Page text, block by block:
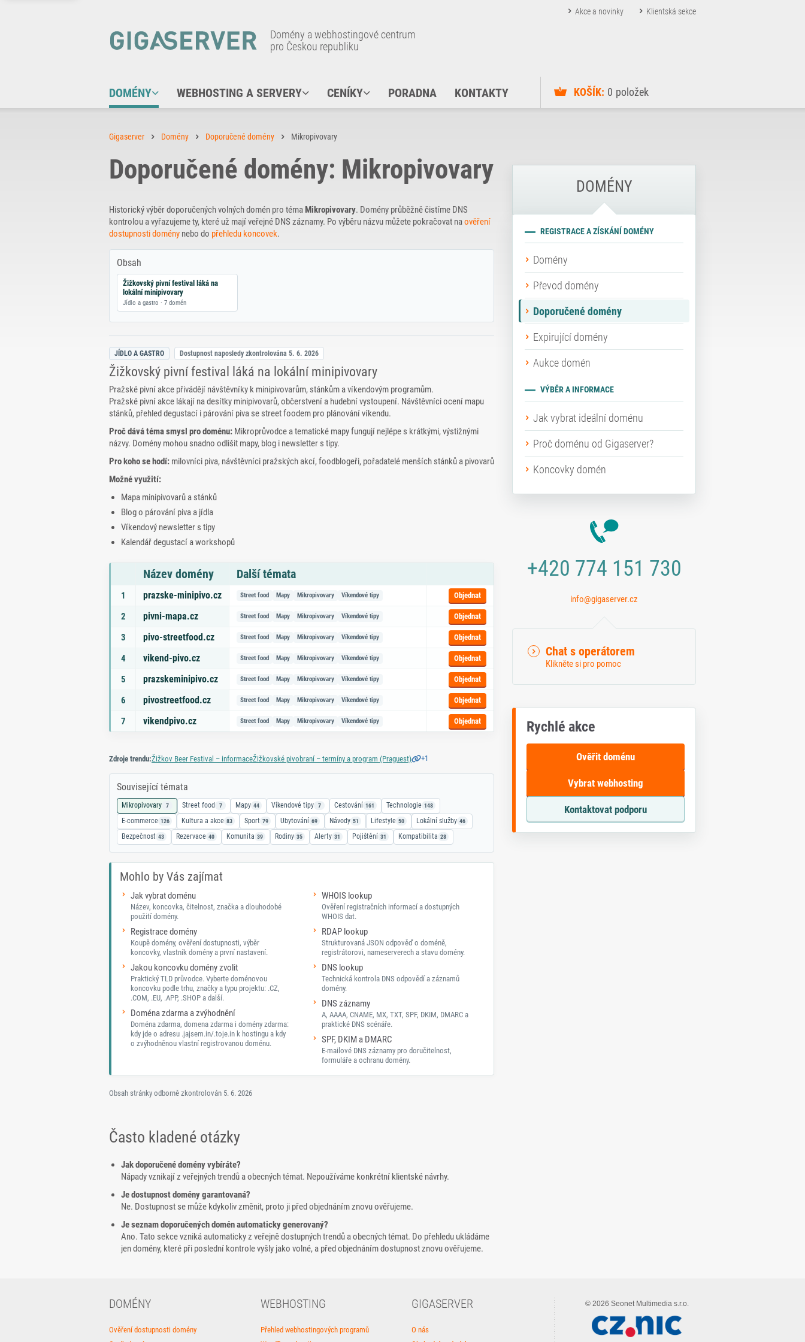
Domény a webhostingové centrum
pro Českou republiku
DOMÉNY WEBHOSTING A SERVERY CENÍKY PORADNA KONTAKTY KOŠÍK: 0 položek
Akce a novinky Klientská sekce
Gigaserver Domény Doporučené domény Mikropivovary
Doporučené domény: Mikropivovary
Historický výběr doporučených volných domén pro téma Mikropivovary. Domény průběžně čistíme DNS
kontrolou a vyřazujeme ty, které už mají veřejné DNS záznamy. Po výběru názvu můžete pokračovat naověření
dostupnosti domény nebo do přehledu koncovek.
Obsah
Žižkovský pivní festival láká na
lokální minipivovary
Jídlo a gastro · 7 domén
JÍDLO A GASTRO Dostupnost naposledy zkontrolována 5. 6. 2026
Žižkovský pivní festival láká na lokální minipivovary
Pražské pivní akce přivádějí návštěvníky k minipivovarům, stánkům a víkendovým programům.
Pražské pivní akce lákají na desítky minipivovarů, občerstvení a hudební vystoupení. Návštěvníci ocení mapu
stánků, přehled degustací i párování piva se street foodem pro plánování víkendu.
Proč dává téma smysl pro doménu: Mikroprůvodce a tematické mapy fungují nejlépe s krátkými, výstižnými
názvy. Domény mohou snadno odlišit mapy, blog i newsletter s tipy.
Pro koho se hodí: milovníci piva, návštěvníci pražských akcí, foodblogeři, pořadatelé menších stánků a pivovarů
Možné využití:
Mapa minipivovarů a stánků
Blog o párování piva a jídla
Víkendový newsletter s tipy
Kalendář degustací a workshopů
Seznam doporučených domén s tématy a odkazem na objednávku
Název domény Další témata
1 prazske-minipivo.cz Street food Mapy Mikropivovary Víkendové tipy Objednat
2 pivni-mapa.cz Street food Mapy Mikropivovary Víkendové tipy Objednat
3 pivo-streetfood.cz Street food Mapy Mikropivovary Víkendové tipy Objednat
4 vikend-pivo.cz Street food Mapy Mikropivovary Víkendové tipy Objednat
5 prazskeminipivo.cz Street food Mapy Mikropivovary Víkendové tipy Objednat
6 pivostreetfood.cz Street food Mapy Mikropivovary Víkendové tipy Objednat
7 vikendpivo.cz Street food Mapy Mikropivovary Víkendové tipy Objednat
Zdroje trendu:Žižkov Beer Festival – informaceŽižkovské pivobraní – termíny a program (Praguest) +1
Související témata
Mikropivovary 7 Street food 7 Mapy 44 Víkendové tipy 7 Cestování 161 Technologie 148
E-commerce 126 Kultura a akce 83 Sport 79 Ubytování 69 Návody 51 Lifestyle 50 Lokální služby 46
Bezpečnost 43 Rezervace 40 Komunita 39 Rodiny 35 Alerty 31 Pojištění 31 Kompatibilita 28
Mohlo by Vás zajímat
Jak vybrat doménu
Název, koncovka, čitelnost, značka a dlouhodobé
použití domény.
Registrace domény
Koupě domény, ověření dostupnosti, výběr
koncovky, vlastník domény a první nastavení.
Jakou koncovku domény zvolit
Praktický TLD průvodce. Vyberte doménovou
koncovku podle trhu, značky a typu projektu: .CZ,
.COM, .EU, .APP, .SHOP a další.
Doména zdarma a zvýhodnění
Doména zdarma, domena zdarma i domény zdarma:
kdy jde o adresu .jajsem.in/.toje.in k hostingu a kdy
o zvýhodněnou vlastní registrovanou doménu.
WHOIS lookup
Ověření registračních informací a dostupných
WHOIS dat.
RDAP lookup
Strukturovaná JSON odpověď o doméně,
registrátorovi, nameserverech a stavu domény.
DNS lookup
Technická kontrola DNS odpovědí a záznamů
domény.
DNS záznamy
A, AAAA, CNAME, MX, TXT, SPF, DKIM, DMARC a
praktické DNS scénáře.
SPF, DKIM a DMARC
E-mailové DNS záznamy pro doručitelnost,
formuláře a ochranu domény.
Obsah stránky odborně zkontrolován 5. 6. 2026
DOMÉNY
REGISTRACE A ZÍSKÁNÍ DOMÉNY
Domény
Převod domény
Doporučené domény
Expirující domény
Aukce domén
VÝBĚR A INFORMACE
Jak vybrat ideální doménu
Proč doménu od Gigaserver?
Koncovky domén
+420 774 151 730
info@gigaserver.cz
Chat s operátorem
Klikněte si pro pomoc
Rychlé akce
Ověřit doménu
Vybrat webhosting
Kontaktovat podporu
Často kladené otázky
Jak doporučené domény vybíráte?
Nápady vznikají z veřejných trendů a obecných témat. Nepoužíváme konkrétní klientské návrhy.
Je dostupnost domény garantovaná?
Ne. Dostupnost se může kdykoliv změnit, proto ji před objednáním znovu ověřujeme.
Je seznam doporučených domén automaticky generovaný?
Ano. Tato sekce vzniká automaticky z veřejně dostupných trendů a obecných témat. Do přehledu ukládáme
jen domény, které při poslední kontrole vyšly jako volné, a před objednáním dostupnost znovu ověřujeme.
DOMÉNY
Ověření dostupnosti domény
WEBHOSTING
Přehled webhostingových programů
GIGASERVER
O nás
© 2026 Seonet Multimedia s.r.o.